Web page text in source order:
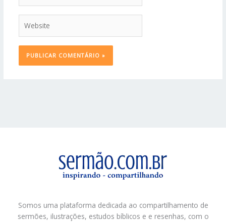
Somos uma plataforma dedicada ao compartilhamento de
sermões, ilustrações, estudos bíblicos e e resenhas, com o